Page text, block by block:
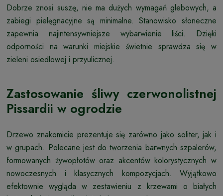
Dobrze znosi suszę, nie ma dużych wymagań glebowych, a
zabiegi pielęgnacyjne są minimalne. Stanowisko słoneczne
zapewnia najintensywniejsze wybarwienie liści. Dzięki
odporności na warunki miejskie świetnie sprawdza się w
zieleni osiedlowej i przyulicznej.
Zastosowanie śliwy czerwonolistnej
Pissardii w ogrodzie
Drzewo znakomicie prezentuje się zarówno jako soliter, jak i
w grupach. Polecane jest do tworzenia barwnych szpalerów,
formowanych żywopłotów oraz akcentów kolorystycznych w
nowoczesnych i klasycznych kompozycjach. Wyjątkowo
efektownie wygląda w zestawieniu z krzewami o białych